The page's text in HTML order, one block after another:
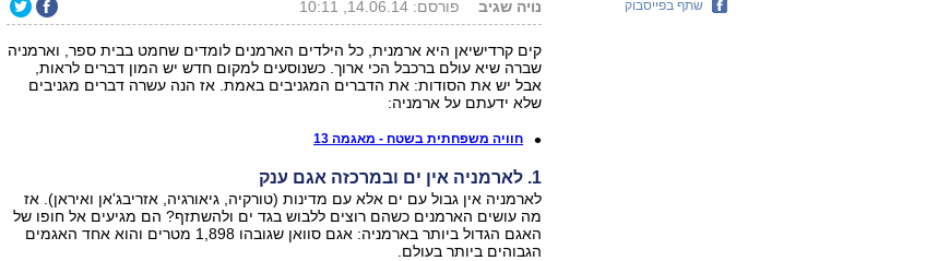
נויה שגיב פורסם: 14.06.14, 10:11
קים קרדישיאן היא ארמנית, כל הילדים הארמנים לומדים שחמט בבית ספר, וארמניה
שברה שיא עולם ברכבל הכי ארוך. כשנוסעים למקום חדש יש המון דברים לראות,
אבל יש את הסודות: את הדברים המגניבים באמת. אז הנה עשרה דברים מגניבים
שלא ידעתם על ארמניה:
חוויה משפחתית בשטח - מאגמה 13
1. לארמניה אין ים ובמרכזה אגם ענק
לארמניה אין גבול עם ים אלא עם מדינות (טורקיה, גיאורגיה, אזריבג'אן ואיראן). אז
מה עושים הארמנים כשהם רוצים ללבוש בגד ים ולהשתזף? הם מגיעים אל חופו של
האגם הגדול ביותר בארמניה: אגם סוואן שגובהו 1,898 מטרים והוא אחד האגמים
הגבוהים ביותר בעולם.
שתף בפייסבוק